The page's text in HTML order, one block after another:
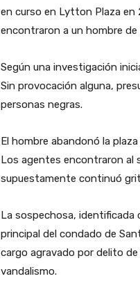
en curso en Lytton Plaza en
encontraron a un hombre de
Según una investigación
Sin provocación alguna,
personas negras.
El hombre abandonó la
Los agentes encontraron al
supuestamente continuó
La sospechosa, identificada
principal del condado de
cargo agravado por delito
vandalismo.